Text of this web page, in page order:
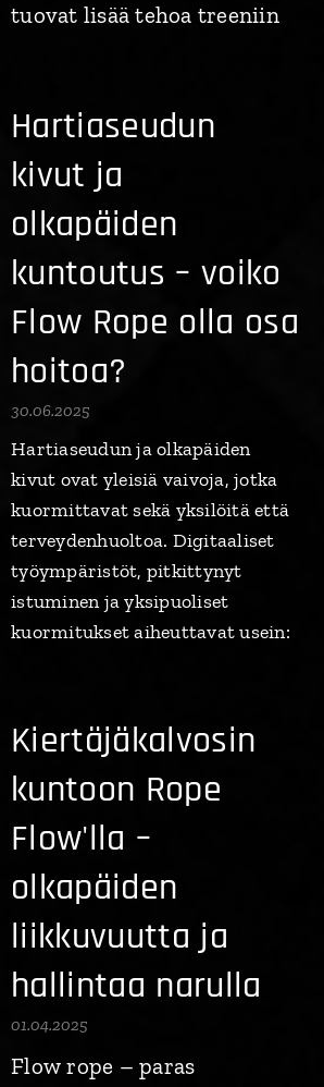
tuovat lisää tehoa treeniin
Hartiaseudun
kivut ja
olkapäiden
kuntoutus – voiko
Flow Rope olla osa
hoitoa?
30.06.2025
Hartiaseudun ja olkapäiden
kivut ovat yleisiä vaivoja, jotka
kuormittavat sekä yksilöitä että
terveydenhuoltoa. Digitaaliset
työympäristöt, pitkittynyt
istuminen ja yksipuoliset
kuormitukset aiheuttavat usein:
Kiertäjäkalvosin
kuntoon Rope
Flow'lla –
olkapäiden
liikkuvuutta ja
hallintaa narulla
01.04.2025
Flow rope – paras